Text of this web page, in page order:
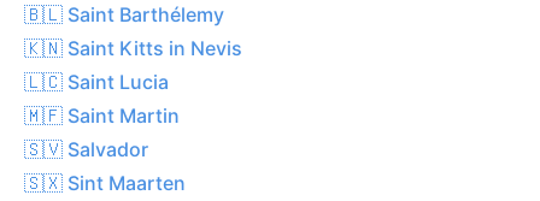
🇧🇱 Saint Barthélemy
🇰🇳 Saint Kitts in Nevis
🇱🇨 Saint Lucia
🇲🇫 Saint Martin
🇸🇻 Salvador
🇸🇽 Sint Maarten